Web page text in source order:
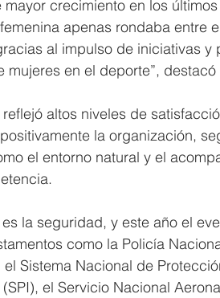
crecimiento en los
apenas rondaba entre
al impulso de iniciativas y
en el deporte”, destacó
altos niveles de
la organización,
el entorno natural y el
la seguridad, y este año el
como la Policía
el Sistema Nacional de
el Servicio Nacional